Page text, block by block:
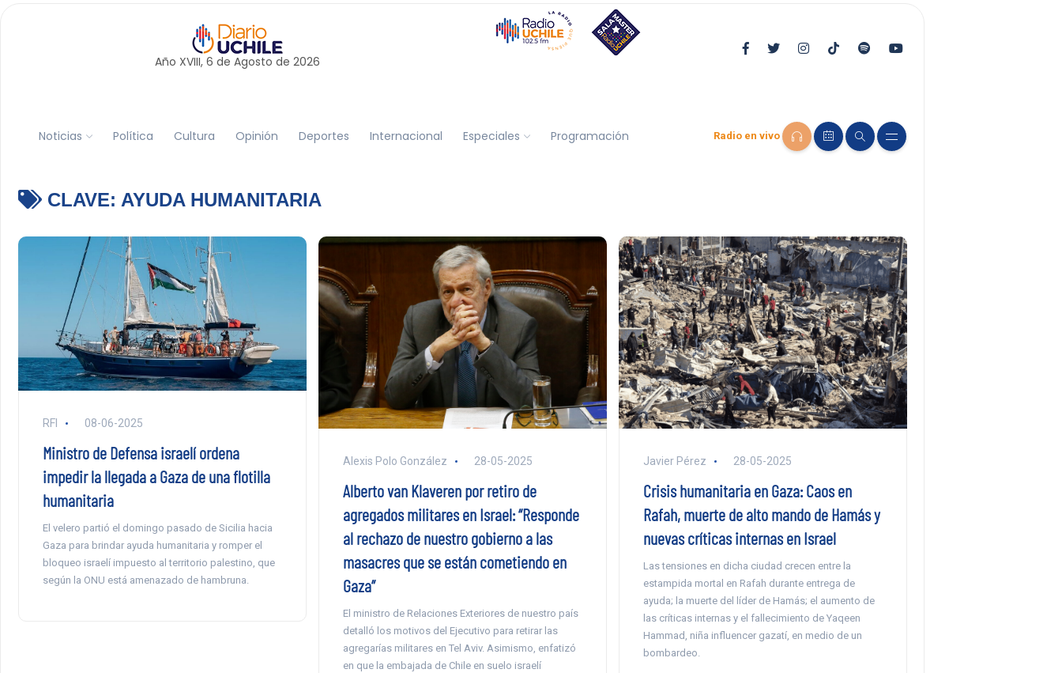
Año XVIII, 6 de Agosto de 2026
Noticias Política Cultura Opinión Deportes Internacional Especiales Programación Radio en vivo
CLAVE: AYUDA HUMANITARIA
RFI 08-06-2025
Ministro de Defensa israelí ordena
impedir la llegada a Gaza de una flotilla
humanitaria
El velero partió el domingo pasado de Sicilia hacia
Gaza para brindar ayuda humanitaria y romper el
bloqueo israelí impuesto al territorio palestino, que
según la ONU está amenazado de hambruna.
Alexis Polo González 28-05-2025
Alberto van Klaveren por retiro de
agregados militares en Israel: “Responde
al rechazo de nuestro gobierno a las
masacres que se están cometiendo en
Gaza”
El ministro de Relaciones Exteriores de nuestro país
detalló los motivos del Ejecutivo para retirar las
agregarías militares en Tel Aviv. Asimismo, enfatizó
en que la embajada de Chile en suelo israelí
Javier Pérez 28-05-2025
Crisis humanitaria en Gaza: Caos en
Rafah, muerte de alto mando de Hamás y
nuevas críticas internas en Israel
Las tensiones en dicha ciudad crecen entre la
estampida mortal en Rafah durante entrega de
ayuda; la muerte del líder de Hamás; el aumento de
las críticas internas y el fallecimiento de Yaqeen
Hammad, niña influencer gazatí, en medio de un
bombardeo.